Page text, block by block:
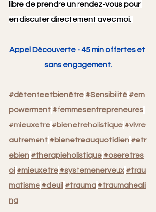
libre de prendre un rendez-vous pour
en discuter directement avec moi.
Appel Découverte - 45 min offertes et
sans engagement.
#détenteetbienêtre #Sensibilité #em
powerment #femmesentrepreneures
#mieuxetre #bienetreholistique #vivre
autrement #bienetreauquotidien #etr
ebien #therapieholistique #oseretres
oi #mieuxetre #systemenerveux #trau
matisme #deuil #trauma #traumaheali
ng